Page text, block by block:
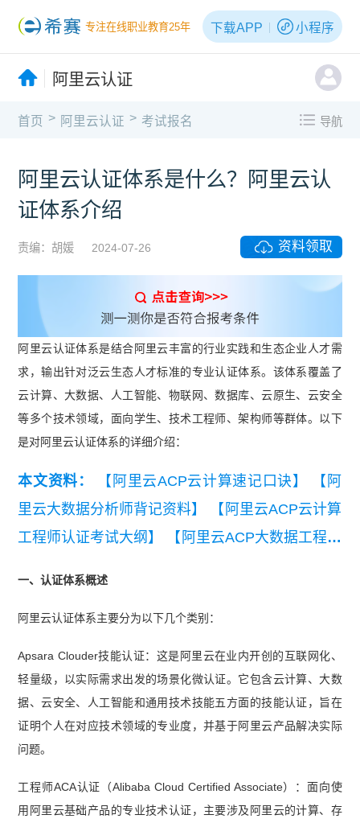
专注在线职业教育25年 下载APP 小程序
阿里云认证
首页 > 阿里云认证 > 考试报名 导航
阿里云认证体系是什么？阿里云认
证体系介绍
责编：胡媛 2024-07-26 资料领取
阿里云认证体系是结合阿里云丰富的行业实践和生态企业人才需
求，输出针对泛云生态人才标准的专业认证体系。该体系覆盖了
云计算、大数据、人工智能、物联网、数据库、云原生、云安全
等多个技术领域，面向学生、技术工程师、架构师等群体。以下
是对阿里云认证体系的详细介绍：
本文资料： 【阿里云ACP云计算速记口诀】
【阿
里云大数据分析师背记资料】
【阿里云ACP云计算
工程师认证考试大纲】
【阿里云ACP大数据工程师
一、认证体系概述
阿里云认证体系主要分为以下几个类别：
Apsara Clouder技能认证：这是阿里云在业内开创的互联网化、
轻量级，以实际需求出发的场景化微认证。它包含云计算、大数
据、云安全、人工智能和通用技术技能五方面的技能认证，旨在
证明个人在对应技术领域的专业度，并基于阿里云产品解决实际
问题。
工程师ACA认证（Alibaba Cloud Certified Associate）：面向使
用阿里云基础产品的专业技术认证，主要涉及阿里云的计算、存